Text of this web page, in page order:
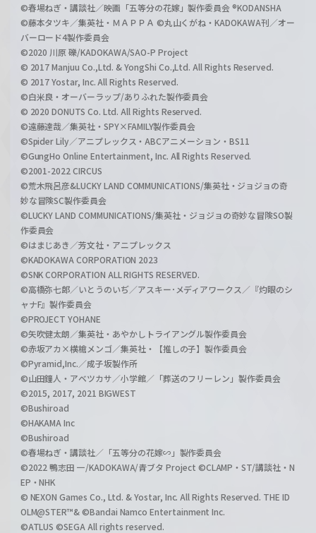
©春場ねぎ・講談社／映画「五等分の花嫁」製作委員会 ®KODANSHA
©藤本タツキ／集英社・ＭＡＰＰＡ ©丸山くがね・KADOKAWA刊／オー
バーロード4製作委員会
©2020 川原 礫/KADOKAWA/SAO-P Project
© 2017 Manjuu Co.,Ltd. & YongShi Co.,Ltd. All Rights Reserved.
© 2017 Yostar, Inc. All Rights Reserved.
©白米良・オーバーラップ/ありふれた製作委員会
© 2020 DONUTS Co. Ltd. All Rights Reserved.
©遠藤達哉／集英社・SPY×FAMILY製作委員会
©Spider Lily／アニプレックス・ABCアニメーション・BS11
©GungHo Online Entertainment, Inc. All Rights Reserved.
©2001-2022 CIRCUS
©荒木飛呂彦&LUCKY LAND COMMUNICATIONS/集英社・ジョジョの奇
妙な冒険SC製作委員会
©LUCKY LAND COMMUNICATIONS/集英社・ジョジョの奇妙な冒険SO製
作委員会
©はまじあき／芳文社・アニプレックス
©KADOKAWA CORPORATION 2023
©SNK CORPORATION ALL RIGHTS RESERVED.
©高橋弥七郎／いとうのいぢ／アスキー･メディアワークス／『灼眼のシ
ャナF』製作委員会
©PROJECT YOHANE
©矢吹健太朗／集英社・あやかしトライアングル製作委員会
©赤坂アカ×横槍メンゴ／集英社・【推しの子】製作委員会
©Pyramid,Inc.／成子坂製作所
©山田鐘人・アベツカサ／小学館／「葬送のフリーレン」製作委員会
©2015, 2017, 2021 BIGWEST
©Bushiroad
©HAKAMA Inc
©Bushiroad
©春場ねぎ・講談社／「五等分の花嫁∽」製作委員会
©2022 鴨志田 一/KADOKAWA/青ブタ Project ©CLAMP・ST/講談社・N
EP・NHK
© NEXON Games Co., Ltd. & Yostar, Inc. All Rights Reserved. THE ID
OLM@STER™& ©Bandai Namco Entertainment Inc.
©ATLUS ©SEGA All rights reserved.